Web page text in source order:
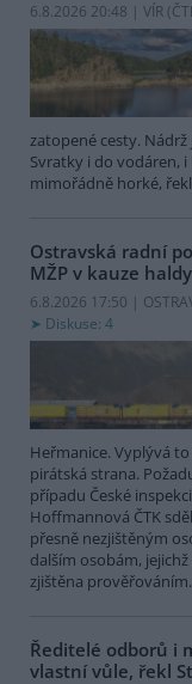
6.8.2026 20:48 | VÍR (
zatopené cesty.
Svratky i do vodáren,
mimořádně horké,
Ostravská radní
MŽP v kauze
6.8.2026 17:50 |
Diskuse: 4
Heřmanice. Vyplývá
pirátská strana.
případu České
Hoffmannová ČTK
přesně nezjištěným
dalším osobám,
zjištěna prověřováním.
Ředitelé odborů i
vlastní vůle, řekl